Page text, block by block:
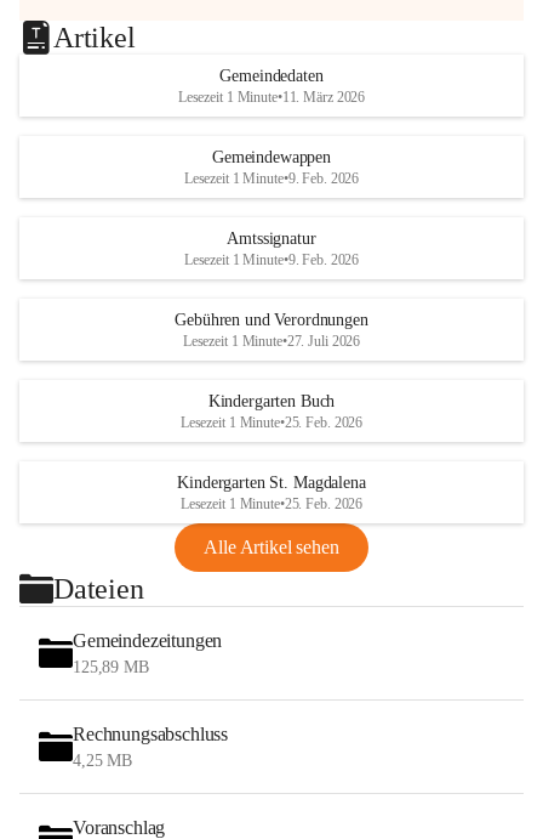
Artikel
Gemeindedaten
Lesezeit 1 Minute•11. März 2026
Gemeindewappen
Lesezeit 1 Minute•9. Feb. 2026
Amtssignatur
Lesezeit 1 Minute•9. Feb. 2026
Gebühren und Verordnungen
Lesezeit 1 Minute•27. Juli 2026
Kindergarten Buch
Lesezeit 1 Minute•25. Feb. 2026
Kindergarten St. Magdalena
Lesezeit 1 Minute•25. Feb. 2026
Alle Artikel sehen
Dateien
Gemeindezeitungen
125,89 MB
Rechnungsabschluss
4,25 MB
Voranschlag